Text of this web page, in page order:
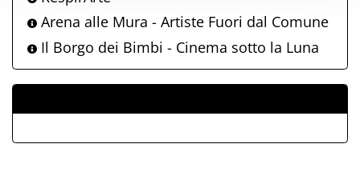
Arena alle Mura - Artiste Fuori dal Comune
Il Borgo dei Bimbi - Cinema sotto la Luna